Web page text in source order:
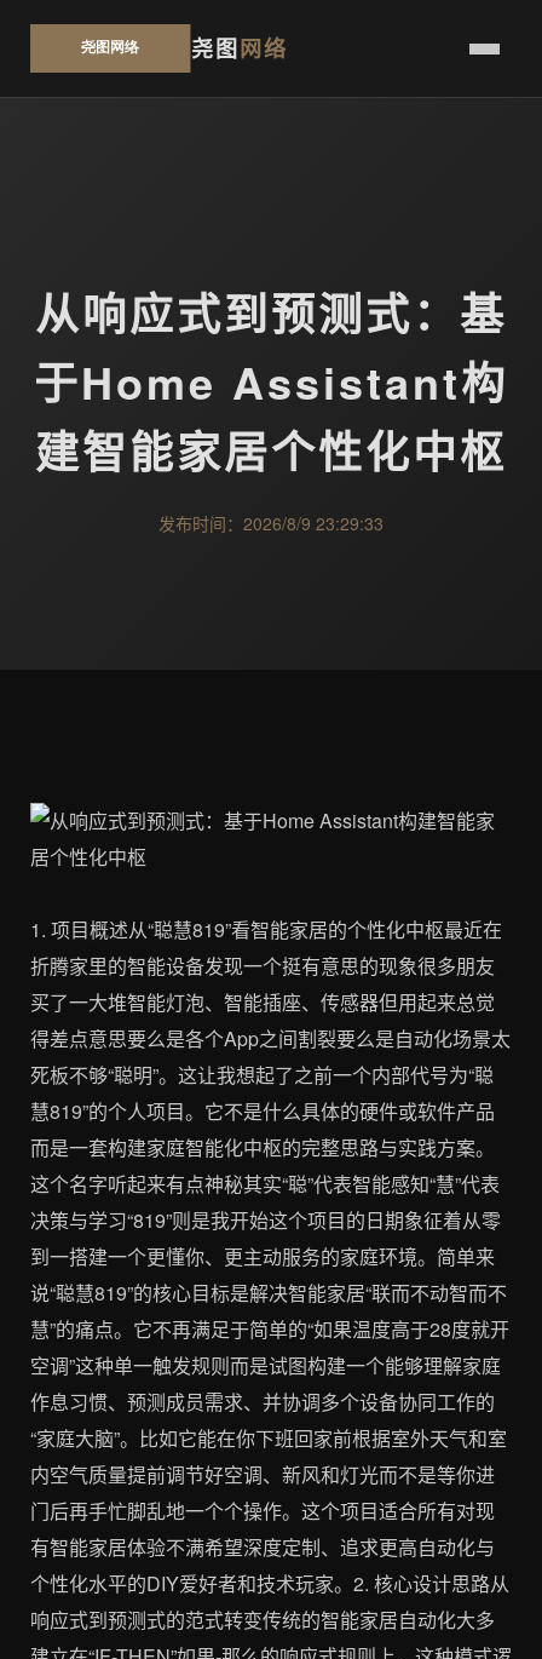
尧图网络
从响应式到预测式：基
于Home Assistant构
建智能家居个性化中枢
发布时间：2026/8/9 23:29:33
1. 项目概述从“聪慧819”看智能家居的个性化中枢最近在
折腾家里的智能设备发现一个挺有意思的现象很多朋友
买了一大堆智能灯泡、智能插座、传感器但用起来总觉
得差点意思要么是各个App之间割裂要么是自动化场景太
死板不够“聪明”。这让我想起了之前一个内部代号为“聪
慧819”的个人项目。它不是什么具体的硬件或软件产品
而是一套构建家庭智能化中枢的完整思路与实践方案。
这个名字听起来有点神秘其实“聪”代表智能感知“慧”代表
决策与学习“819”则是我开始这个项目的日期象征着从零
到一搭建一个更懂你、更主动服务的家庭环境。简单来
说“聪慧819”的核心目标是解决智能家居“联而不动智而不
慧”的痛点。它不再满足于简单的“如果温度高于28度就开
空调”这种单一触发规则而是试图构建一个能够理解家庭
作息习惯、预测成员需求、并协调多个设备协同工作的
“家庭大脑”。比如它能在你下班回家前根据室外天气和室
内空气质量提前调节好空调、新风和灯光而不是等你进
门后再手忙脚乱地一个个操作。这个项目适合所有对现
有智能家居体验不满希望深度定制、追求更高自动化与
个性化水平的DIY爱好者和技术玩家。2. 核心设计思路从
响应式到预测式的范式转变传统的智能家居自动化大多